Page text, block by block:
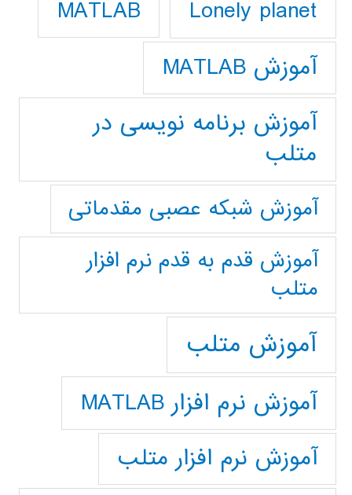
Lonely planet
MATLAB
آموزش MATLAB
آموزش برنامه نویسی در
متلب
آموزش شبکه عصبی مقدماتی
آموزش قدم به قدم نرم افزار
متلب
آموزش متلب
آموزش نرم افزار MATLAB
آموزش نرم افزار متلب